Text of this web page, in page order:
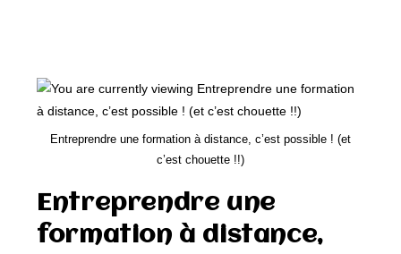
Entreprendre une formation à distance, c’est possible ! (et
c’est chouette !!)
Entreprendre une
formation à distance,